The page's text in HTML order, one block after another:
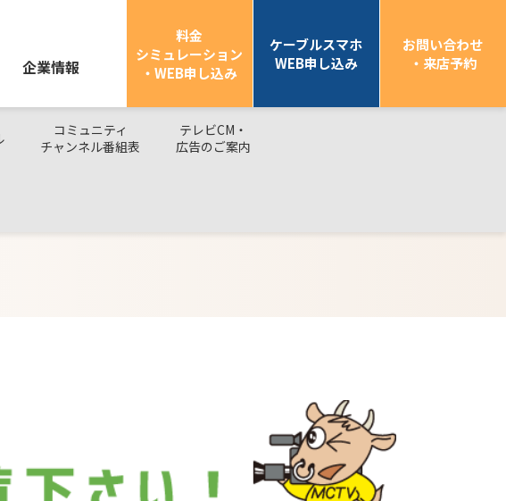
企業情報
料金
シミュレーション
・WEB申し込み
ケーブルスマホ
WEB申し込み
お問い合わせ
・来店予約
コミュニティ
チャンネル番組表
テレビCM・
広告のご案内